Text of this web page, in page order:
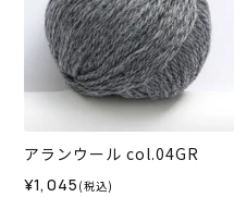
アランウール col.04GR
¥1,045 (税込)